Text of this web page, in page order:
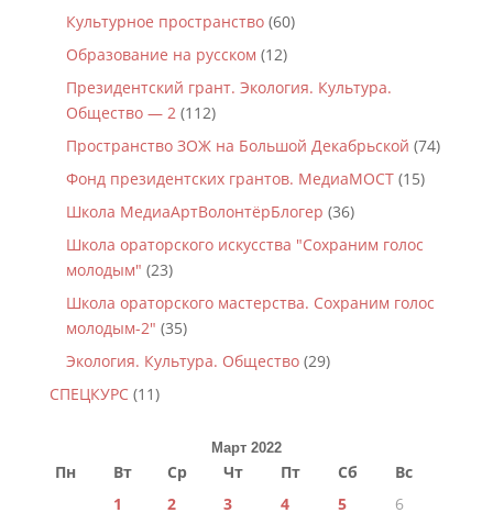
Культурное пространство(60)
Образование на русском (12)
Президентский грант. Экология. Культура.
Общество — 2(112)
Пространство ЗОЖ на Большой Декабрьской (74)
Фонд президентских грантов. МедиаМОСТ(15)
Школа МедиаАртВолонтёрБлогер (36)
Школа ораторского искусства "Сохраним голос
молодым" (23)
Школа ораторского мастерства. Сохраним голос
молодым-2" (35)
Экология. Культура. Общество(29)
СПЕЦКУРС(11)
Март 2022
Пн Вт Ср Чт Пт Сб
Вс
1
2 3 4 5
6